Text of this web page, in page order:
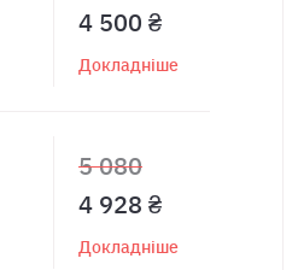
4 500 ₴
Докладніше
5 080
4 928 ₴
Докладніше